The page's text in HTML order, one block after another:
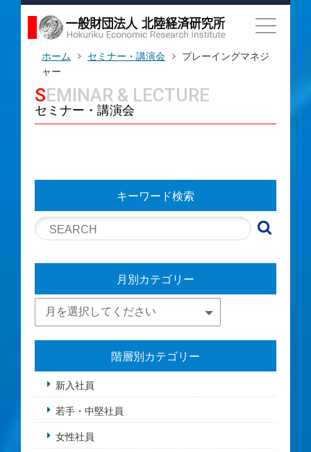
ホーム セミナー・講演会
プレーイングマネジ
ャー
SEMINAR & LECTURE
セミナー・講演会
キーワード検索
月別カテゴリー
階層別カテゴリー
新入社員
若手・中堅社員
女性社員